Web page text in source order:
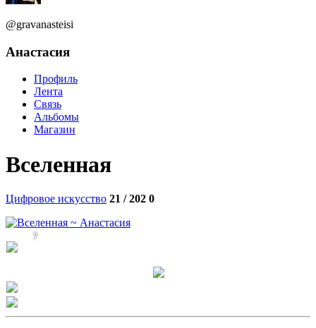
@gravanasteisi
Анастасия
Профиль
Лента
Связь
Альбомы
Магазин
Вселенная
Цифровое искусство 21 / 202 0
7